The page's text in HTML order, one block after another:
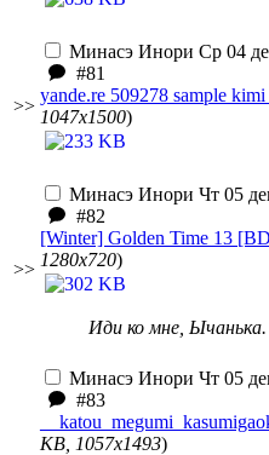
>>
Минасэ Инори Ср 04
#81
yande.re 509278 sample
1047x1500)
>>
Минасэ Инори Чт 05
#82
[Winter] Golden Time 13
1280x720)
Иди ко мне, Ычанька.
Минасэ Инори Чт 05
#83
KB, 1057x1493)